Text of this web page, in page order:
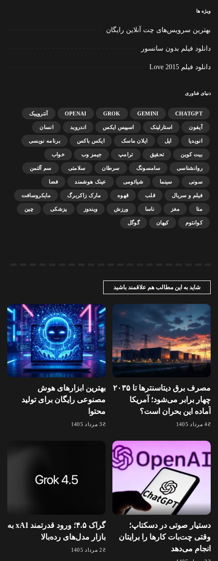
ویژه ها
بهترین سرویس‌های چت آنلاین رایگان
دانلود فیلم بدون سانسور
دانلود فیلم Love 2015
دنیای فناوری
CHATGPT
GEMINI
GROK
OPENAI آنتروپیک
آیفون استارلینک اسپیس ایکس اندروید انسان
انویدیا اپل ایلان ماسک ایکس باکس برنامه نویسی
بیت کوین تحقیق ترامپ جیمز وب خواب
روانشناسی سامسونگ سرطان سلامتی سم آلتمن
سونی سینما شیائومی عینک هوشمند فضا
فیلم و سریال قلب قهوه مارک زاکربرگ مایکروسافت
متا مغز ناسا ورزش ویندوز پزشکی چین
کوانتوم کیهان گوگل
شاید به این مطالب هم علاقمند باشید
مصرف برق دیتاسنترها تا ۲۰۳۵
چهار برابر می‌شود؛ آمریکا
آماده این بحران است؟
4 مرداد 1405
بهترین ابزارهای هوش
مصنوعی رایگان برای تولید
محتوا
3 مرداد 1405
دستیار صوتی در دسکتاپ؛
وقتی چت‌بات کارها را برایتان
انجام می‌دهد
گراک ۴.۵؛ ورود قدرتمند xAI به
بازار مدل‌های رده‌بالا
2 مرداد 1405